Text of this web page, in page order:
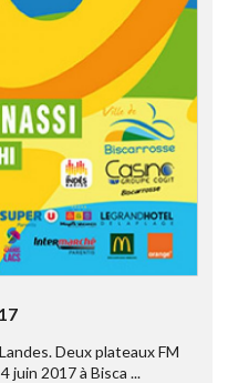
Deux plateaux FM
2017 à Bisca ...